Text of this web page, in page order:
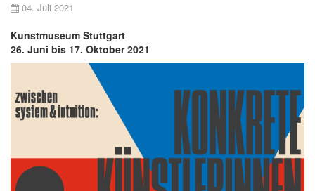
04. Juli 2021
Kunstmuseum Stuttgart
26. Juni bis 17. Oktober 2021